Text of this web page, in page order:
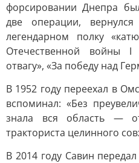
форсировании Днепра
две операции,
легендарном полку
Отечественной войны I
отвагу», «За победу над
В 1952 году переехал в
вспоминал: «Без
знала вся область —
тракториста целинного
В 2014 году Савин